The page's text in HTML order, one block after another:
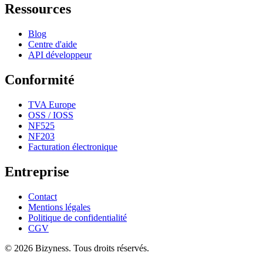
Ressources
Blog
Centre d'aide
API développeur
Conformité
TVA Europe
OSS / IOSS
NF525
NF203
Facturation électronique
Entreprise
Contact
Mentions légales
Politique de confidentialité
CGV
© 2026 Bizyness. Tous droits réservés.